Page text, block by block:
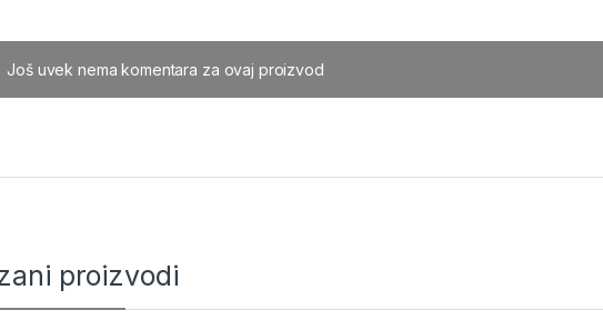
Još uvek nema komentara za ovaj proizvod
proizvodi